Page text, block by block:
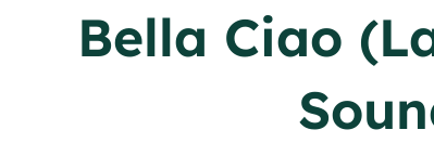
Bella Ciao